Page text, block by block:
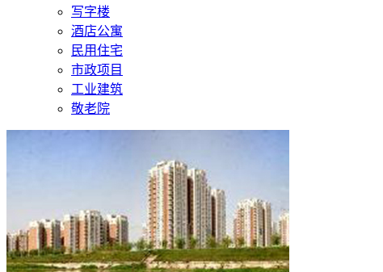
写字楼
酒店公寓
民用住宅
市政项目
工业建筑
敬老院